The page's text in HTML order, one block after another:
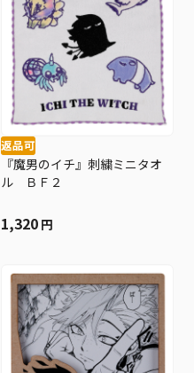
返品可
『魔男のイチ』刺繍ミニタオ
ル ＢＦ２
1,320 円